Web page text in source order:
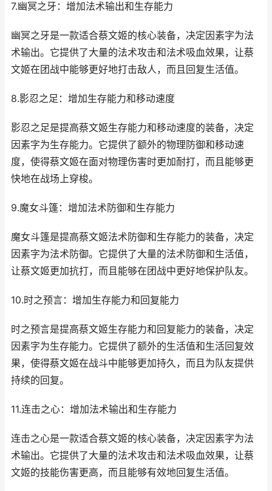
7.幽冥之牙：增加法术输出和生存能力
幽冥之牙是一款适合蔡文姬的核心装备，决定因素字为法
术输出。它提供了大量的法术攻击和法术吸血效果，让蔡
文姬在团战中能够更好地打击敌人，而且回复生活值。
8.影忍之足：增加生存能力和移动速度
影忍之足是提高蔡文姬生存能力和移动速度的装备，决定
因素字为生存能力。它提供了额外的物理防御和移动速
度，使得蔡文姬在面对物理伤害时更加耐打，而且能够更
快地在战场上穿梭。
9.魔女斗篷：增加法术防御和生存能力
魔女斗篷是提高蔡文姬法术防御和生存能力的装备，决定
因素字为法术防御。它提供了大量的法术防御和生活值，
让蔡文姬更加抗打，而且能够在团战中更好地保护队友。
10.时之预言：增加生存能力和回复能力
时之预言是提高蔡文姬生存能力和回复能力的装备，决定
因素字为生存能力。它提供了额外的生活值和生活回复效
果，使得蔡文姬在战斗中能够更加持久，而且为队友提供
持续的回复。
11.连击之心：增加法术输出和生存能力
连击之心是一款适合蔡文姬的核心装备，决定因素字为法
术输出。它提供了大量的法术攻击和法术吸血效果，让蔡
文姬的技能伤害更高，而且能够有效地回复生活值。